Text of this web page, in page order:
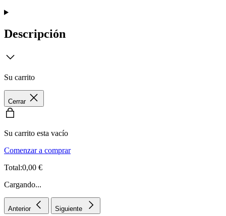
Descripción
Su carrito
Cerrar
Su carrito esta vacío
Comenzar a comprar
Total:0,00 €
Cargando...
Anterior Siguiente